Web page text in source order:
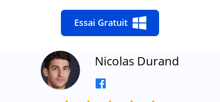
Essai Gratuit
Nicolas Durand